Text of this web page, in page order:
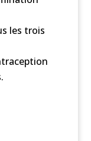
les trois